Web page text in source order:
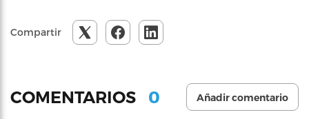
Compartir
COMENTARIOS 0 Añadir comentario